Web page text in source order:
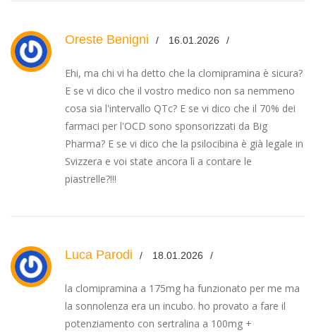
Oreste Benigni 16.01.2026
Ehi, ma chi vi ha detto che la clomipramina è sicura?
E se vi dico che il vostro medico non sa nemmeno
cosa sia l'intervallo QTc? E se vi dico che il 70% dei
farmaci per l'OCD sono sponsorizzati da Big
Pharma? E se vi dico che la psilocibina è già legale in
Svizzera e voi state ancora lì a contare le
piastrelle?!!!
Luca Parodi 18.01.2026
la clomipramina a 175mg ha funzionato per me ma
la sonnolenza era un incubo. ho provato a fare il
potenziamento con sertralina a 100mg +